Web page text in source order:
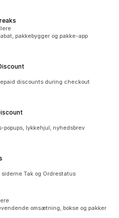
pakkebygger og pakke-app
discounts during checkout
popups, lykkehjul, nyhedsbrev
Tak og Ordrestatus
omsætning, bokse og pakker